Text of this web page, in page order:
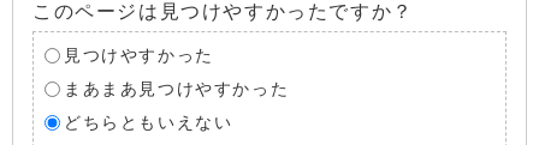
このページは見つけやすかったですか？
見つけやすかった
まあまあ見つけやすかった
どちらともいえない